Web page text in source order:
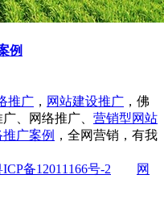
例
推广 ， 网站建设推广 ，佛
、网络推广、 营销型网站
推广案例 ，全网营销，有我
ICP备12011166号-2
网